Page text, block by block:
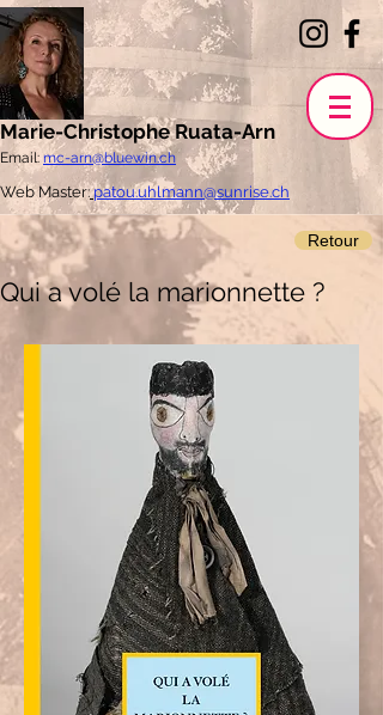
Marie-Christophe Ruata-Arn
Email: mc-arn@bluewin.ch
Web Master: patou.uhlmann@sunrise.ch
Retour
Qui a volé la marionnette ?